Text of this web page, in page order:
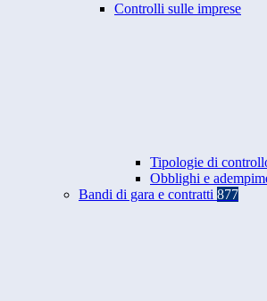
Controlli sulle imprese
Tipologie di
Obblighi e
Bandi di gara e contratti 877